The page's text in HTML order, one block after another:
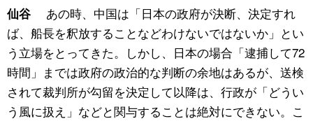
仙谷
あの時、中国は「日本の政府が決断、決定すれ
ば、船長を釈放することなどわけないではないか」とい
う立場をとってきた。しかし、日本の場合「逮捕して72
時間」までは政府の政治的な判断の余地はあるが、送検
されて裁判所が勾留を決定して以降は、行政が「どうい
う風に扱え」などと関与することは絶対にできない。こ